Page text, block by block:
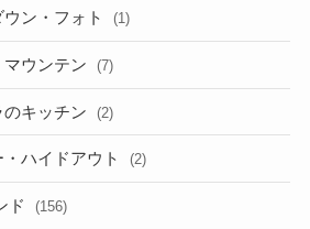
ン・フォト (1)
マウンテン (7)
キッチン (2)
ハイドアウト (2)
ド (156)